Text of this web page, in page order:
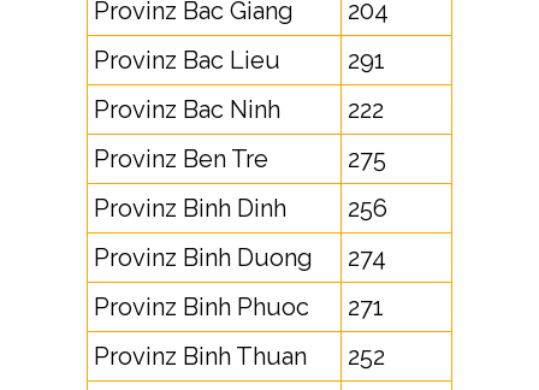
Provinz Bac Giang
204
Provinz Bac Lieu
291
Provinz Bac Ninh
222
Provinz Ben Tre
275
Provinz Binh Dinh
256
Provinz Binh Duong
274
Provinz Binh Phuoc
271
Provinz Binh Thuan
252